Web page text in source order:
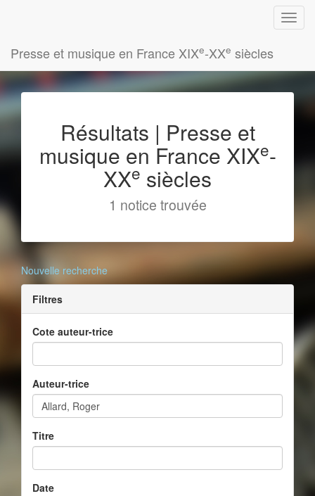
Presse et musique en France XIXe-XXe siècles
Résultats | Presse et
musique en France XIXe-
XXe siècles
1 notice trouvée
Nouvelle recherche
Filtres
Cote auteur-trice
Auteur-trice
Titre
Date